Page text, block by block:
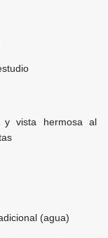
y vista hermosa al
(agua)